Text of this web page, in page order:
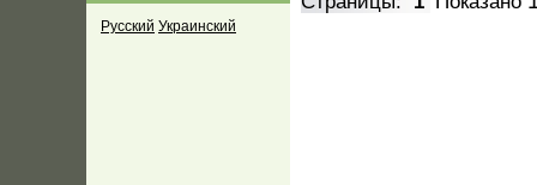
Русский Украинский